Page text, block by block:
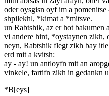
oder oysgisn oyf im a
shpilekhl, *kimat a *mitsve.
un Rabtshik, az er hot bakumen
vi andere hint, *oystaynen zikh,
neyn, Rabtshik flegt zikh bay
erd mit a kvitsh:
ay - ay! un antloyfn mit an
vinkele, fartifn zikh in gedankn
*B[eys]